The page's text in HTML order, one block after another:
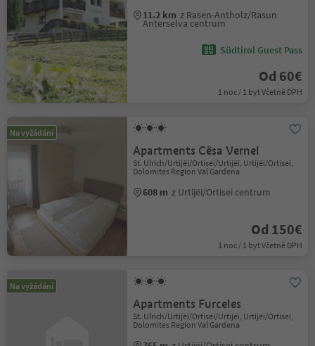
11.2 km z Rasen-Antholz/Rasun
Anterselva centrum
Südtirol Guest Pass
Od 60€
1 noc / 1 byt Včetně DPH
Na vyžádání
Apartments Cësa Vernel
St. Ulrich/Urtijëi/Ortisei/Urtijëi, Urtijëi/Ortisei,
Dolomites Region Val Gardena
608 m z Urtijëi/Ortisei centrum
Od 150€
1 noc / 1 byt Včetně DPH
Na vyžádání
Apartments Furceles
St. Ulrich/Urtijëi/Ortisei/Urtijëi, Urtijëi/Ortisei,
Dolomites Region Val Gardena